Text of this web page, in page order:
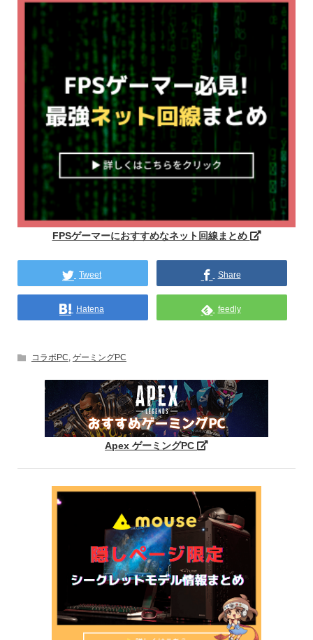
FPSゲーマーにおすすめなネット回線まとめ
Tweet Share
Hatena feedly
コラボPC, ゲーミングPC
Apex ゲーミングPC